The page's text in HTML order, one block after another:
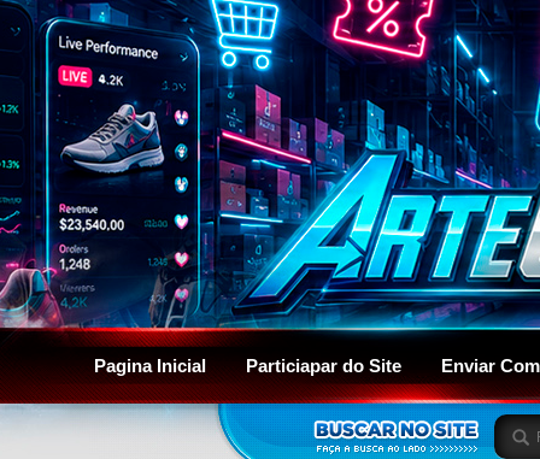
Pagina Inicial Particiapar do Site Enviar